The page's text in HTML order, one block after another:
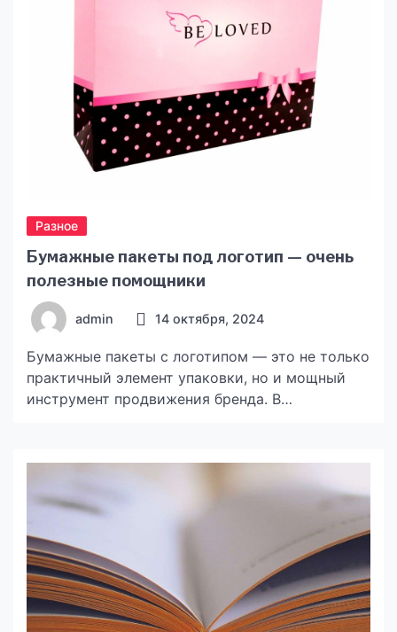
Разное
Бумажные пакеты под логотип — очень
полезные помощники
admin 14 октября, 2024
Бумажные пакеты с логотипом — это не только
практичный элемент упаковки, но и мощный
инструмент продвижения бренда. В
брендированные пакеты помогают компаниям
формировать у потребителей ассоциации с
качеством и вниманием к деталям. На
сайте https://gift-k.com.ua/ru/products/paketi-
pod-nanesenie/ заказать такие пакеты
невероятно просто. Основные функции
бумажных […]